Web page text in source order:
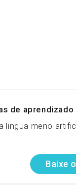
de aprendizado
lingua meno
Baixe